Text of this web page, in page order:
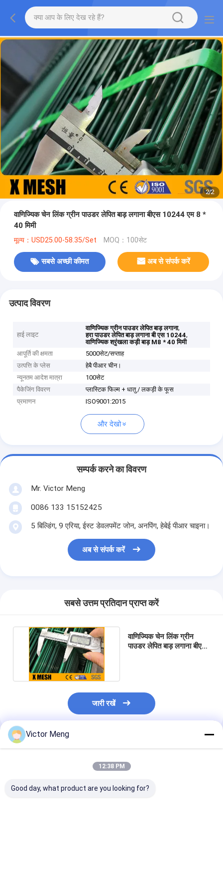
2/2
वाणिज्यिक चेन लिंक ग्रीन पाउडर लेपित बाड़ लगाना बीएस 10244 एम 8 *
40 मिमी
मूल्य：USD25.00-58.35/Set MOQ：100सेट
सबसे अच्छी कीमत अब से संपर्क करें
उत्पाद विवरण
हाई लाइट
वाणिज्यिक ग्रीन पाउडर लेपित बाड़ लगाना,
हरा पाउडर लेपित बाड़ लगाना बी एस 10244,
वाणिज्यिक श्रृंखला कड़ी बाड़ M8 * 40 मिमी
आपूर्ति की क्षमता
5000सेट/सप्ताह
उत्पत्ति के प्लेस
हेबै पीआर चीन।
न्यूनतम आदेश मात्रा
100सेट
पैकेजिंग विवरण
प्लास्टिक फिल्म + धातु / लकड़ी के फूस
प्रमाणन
ISO9001:2015
और देखो
सम्पर्क करने का विवरण
Mr. Victor Meng
0086 133 15152425
5 बिल्डिंग, 9 एरिया, ईस्ट डेवलपमेंट जोन, अनपिंग, हेबेई पीआर चाइना।
अब से संपर्क करें
सबसे उत्तम प्रतिदान प्राप्त करें
वाणिज्यिक चेन लिंक ग्रीन
पाउडर लेपित बाड़ लगाना बीएस
जारी रखें
अनुशंसित उत्पाद
Victor Meng
12:38 PM
Good day, what product are you looking for?